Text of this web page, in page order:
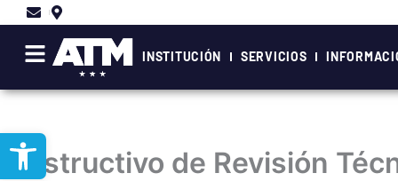
contenido
INSTITUCIÓN SERVICIOS
Instructivo de Revisión
Abrir barra de herramientas